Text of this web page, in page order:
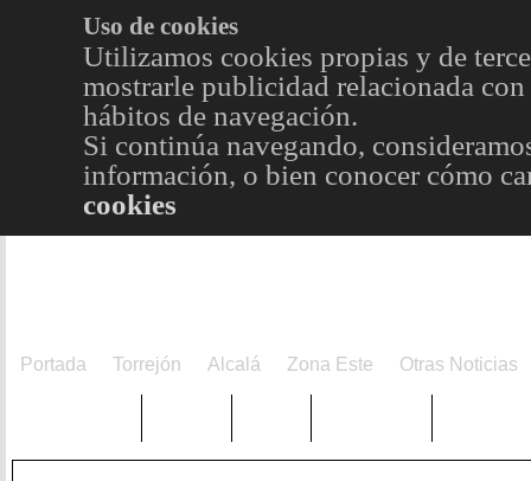
Uso de cookies
Utilizamos cookies propias y de
mostrarle publicidad relacionada
hábitos de navegación.
Si continúa navegando,
información, o bien conocer cómo
cookies
Portada Torrejón Alcalá Zona Este Otras Noticias